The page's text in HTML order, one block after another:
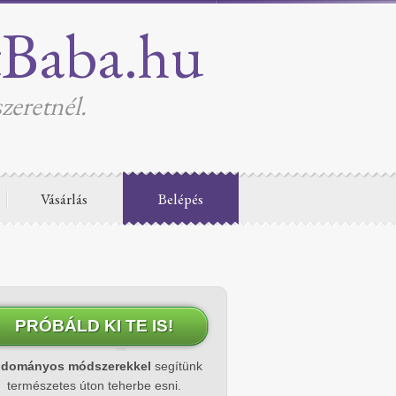
Vásárlás Belépés
PRÓBÁLD KI TE IS!
módszerekkel segítünk
természetes úton teherbe esni.